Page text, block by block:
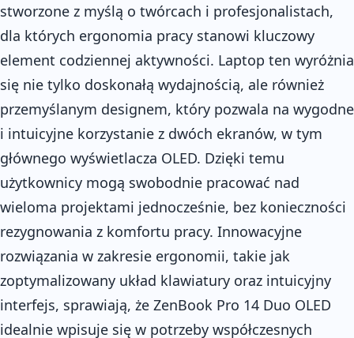
stworzone z myślą o twórcach i profesjonalistach,
dla których ergonomia pracy stanowi kluczowy
element codziennej aktywności. Laptop ten wyróżnia
się nie tylko doskonałą wydajnością, ale również
przemyślanym designem, który pozwala na wygodne
i intuicyjne korzystanie z dwóch ekranów, w tym
głównego wyświetlacza OLED. Dzięki temu
użytkownicy mogą swobodnie pracować nad
wieloma projektami jednocześnie, bez konieczności
rezygnowania z komfortu pracy. Innowacyjne
rozwiązania w zakresie ergonomii, takie jak
zoptymalizowany układ klawiatury oraz intuicyjny
interfejs, sprawiają, że ZenBook Pro 14 Duo OLED
idealnie wpisuje się w potrzeby współczesnych